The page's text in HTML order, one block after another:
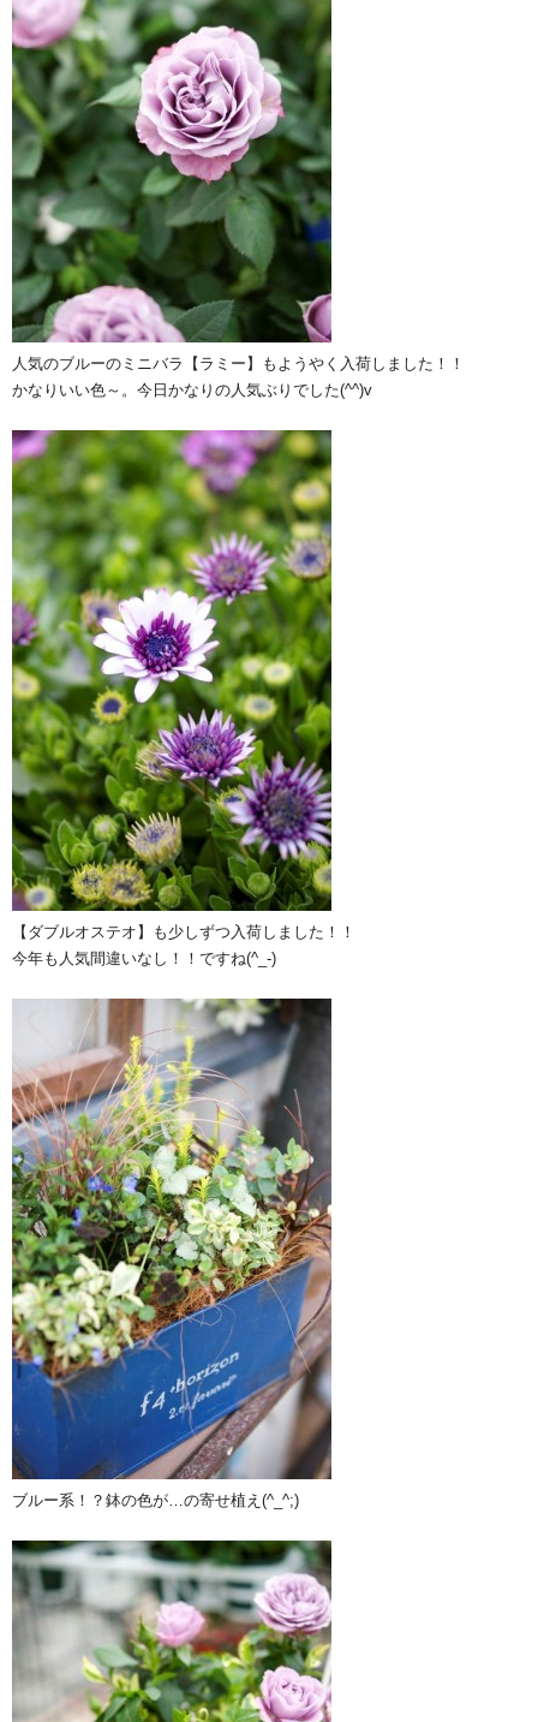
人気のブルーのミニバラ【ラミー】もようやく入荷しました！！
かなりいい色～。今日かなりの人気ぶりでした(^^)v
【ダブルオステオ】も少しずつ入荷しました！！
今年も人気間違いなし！！ですね(^_-)
ブルー系！？鉢の色が…の寄せ植え(^_^;)